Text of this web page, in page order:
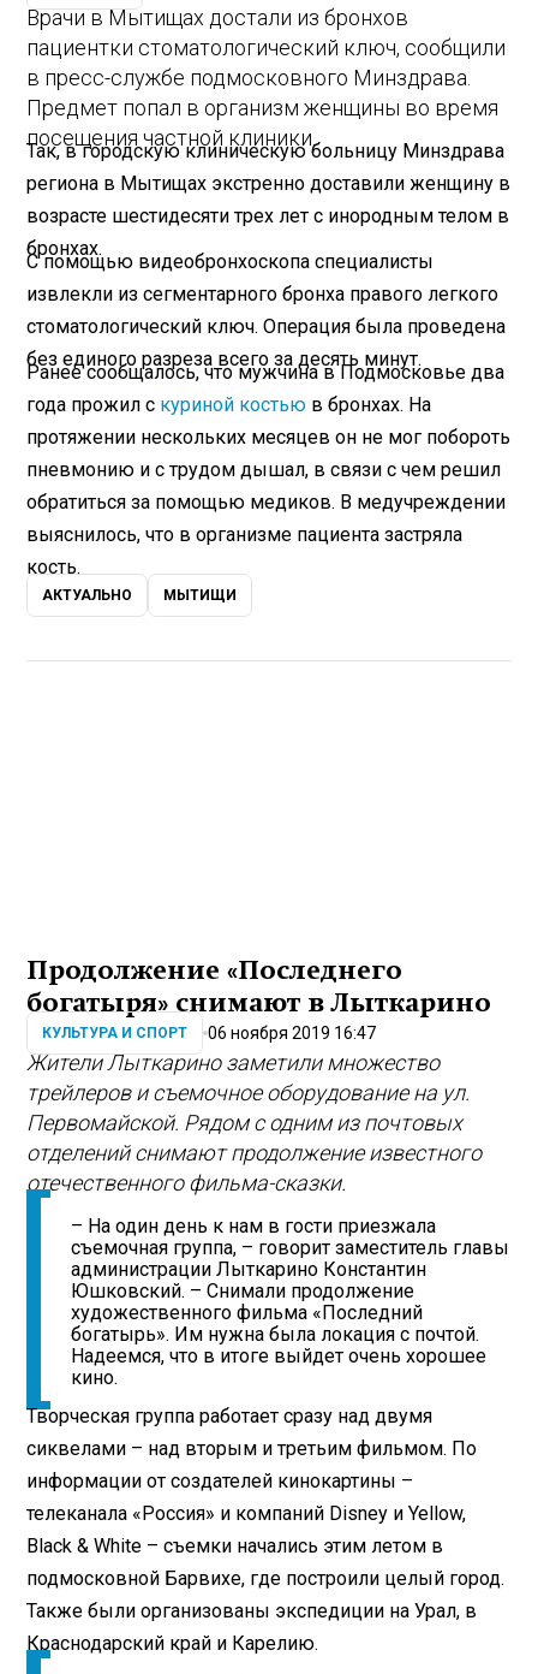
Врачи в Мытищах достали из бронхов
пациентки стоматологический ключ, сообщили
в пресс-службе подмосковного Минздрава.
Предмет попал в организм женщины во время
посещения частной клиники.
Так, в городскую клиническую больницу Минздрава
региона в Мытищах экстренно доставили женщину в
возрасте шестидесяти трех лет с инородным телом в
бронхах.
С помощью видеобронхоскопа специалисты
извлекли из сегментарного бронха правого легкого
стоматологический ключ. Операция была проведена
без единого разреза всего за десять минут.
Ранее сообщалось, что мужчина в Подмосковье два
года прожил с куриной костью в бронхах. На
протяжении нескольких месяцев он не мог побороть
пневмонию и с трудом дышал, в связи с чем решил
обратиться за помощью медиков. В медучреждении
выяснилось, что в организме пациента застряла
кость.
АКТУАЛЬНО МЫТИЩИ
Продолжение «Последнего
богатыря» снимают в Лыткарино
КУЛЬТУРА И СПОРТ 06 ноября 2019 16:47
Жители Лыткарино заметили множество
трейлеров и съемочное оборудование на ул.
Первомайской. Рядом с одним из почтовых
отделений снимают продолжение известного
отечественного фильма-сказки.
– На один день к нам в гости приезжала
съемочная группа, – говорит заместитель главы
администрации Лыткарино Константин
Юшковский. – Снимали продолжение
художественного фильма «Последний
богатырь». Им нужна была локация с почтой.
Надеемся, что в итоге выйдет очень хорошее
кино.
Творческая группа работает сразу над двумя
сиквелами – над вторым и третьим фильмом. По
информации от создателей кинокартины –
телеканала «Россия» и компаний Disney и Yellow,
Black & White – съемки начались этим летом в
подмосковной Барвихе, где построили целый город.
Также были организованы экспедиции на Урал, в
Краснодарский край и Карелию.